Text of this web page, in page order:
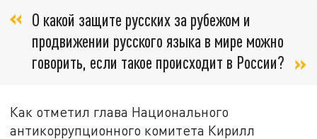
О какой защите русских за рубежом и
продвижении русского языка в мире можно
говорить, если такое происходит в России?
Как отметил глава Национального
антикоррупционного комитета Кирилл